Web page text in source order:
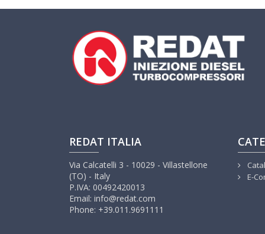
REDAT ITALIA
Via Calcatelli 3 - 10029 - Villastellone
(TO) - Italy
P.IVA: 00492420013
Email: info@redat.com
Phone: +39.011.9691111
E-